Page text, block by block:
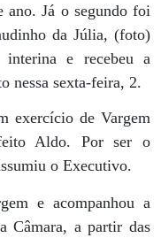
ano. Já o segundo foi
da Júlia, (foto)
e recebeu a
nessa sexta-feira, 2.
exercício de Vargem
Aldo. Por ser o
o Executivo.
e acompanhou a
Câmara, a partir das